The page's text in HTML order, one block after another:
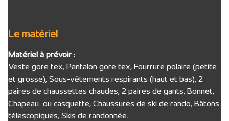
Le matériel
Matériel à prévoir :
Veste gore tex, Pantalon gore tex, Fourrure polaire (petite
et grosse), Sous-vêtements respirants (haut et bas), 2
paires de chaussettes chaudes, 2 paires de gants, Bonnet,
Chapeau ou casquette, Chaussures de ski de rando, Bâtons
télescopiques, Skis de randonnée.